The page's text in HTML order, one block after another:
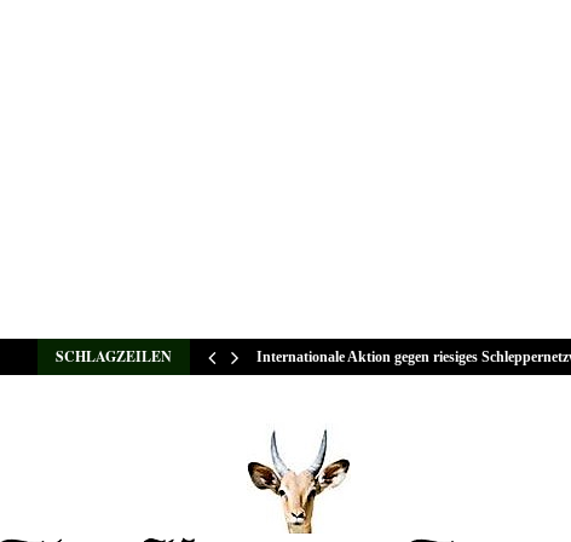
SCHLAGZEILEN Internationale Aktion gegen riesiges